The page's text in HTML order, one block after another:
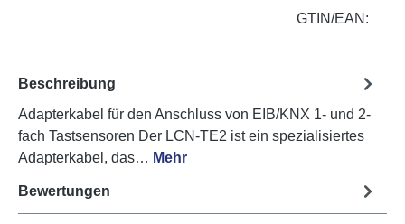
GTIN/EAN:
Beschreibung
Adapterkabel für den Anschluss von EIB/KNX 1- und 2-
fach Tastsensoren Der LCN-TE2 ist ein spezialisiertes
Adapterkabel, das… Mehr
Bewertungen